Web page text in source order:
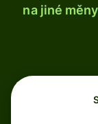
na jiné